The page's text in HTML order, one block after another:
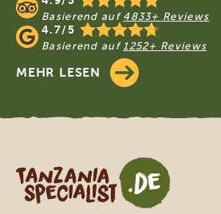
Basierend auf 4833+ Reviews
4.7/5
Basierend auf 1252+ Reviews
MEHR LESEN
Tanzania Specialist